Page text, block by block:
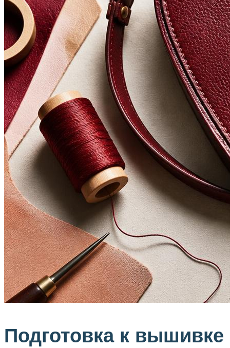
Подготовка к вышивке